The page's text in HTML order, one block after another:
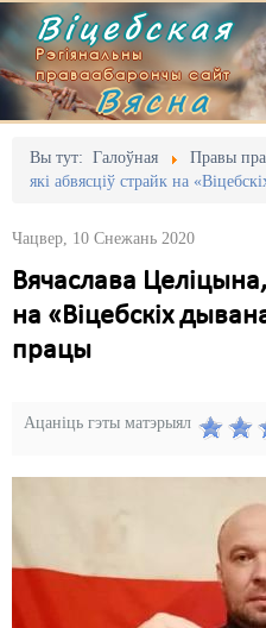
Віцебская
Рэгіянальны
праваабарончы сайт
Вясна
Вы тут: Галоўная Правы
які абвясціў страйк на
Чацвер, 10 Снежань 2020
Вячаслава
на «Віцебскіх
працы
Ацаніць гэты матэрыял
Галоўная
Адміністрацыйны перасьлед
Безбар'ернае асяродзьдзе
Грамадзянскія ініцыятывы
КПЧ ААН
Выданьні
Кантакт
RSS